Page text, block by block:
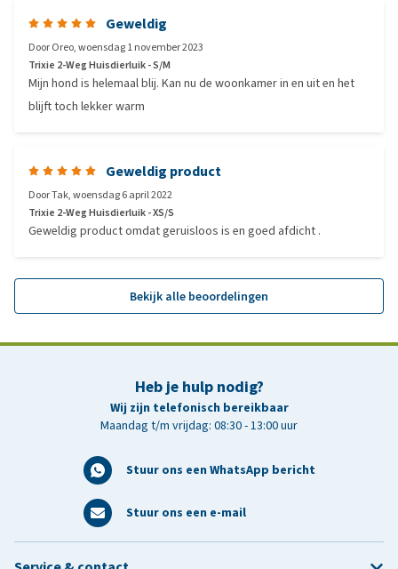
Geweldig
DoorOreo,woensdag 1 november 2023
Trixie 2-Weg Huisdierluik - S/M
Mijn hond is helemaal blij. Kan nu de woonkamer in en uit en het
blijft toch lekker warm
Geweldig product
DoorTak,woensdag 6 april 2022
Trixie 2-Weg Huisdierluik - XS/S
Geweldig product omdat geruisloos is en goed afdicht .
Bekijk alle beoordelingen
Heb je hulp nodig?
Wij zijn telefonisch bereikbaar
Maandag t/m vrijdag: 08:30 - 13:00 uur
Stuur ons een WhatsApp bericht
Stuur ons een e-mail